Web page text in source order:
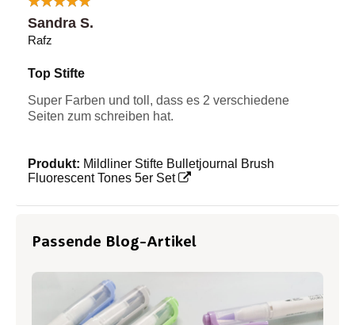
Sandra S.
Rafz
Top Stifte
Super Farben und toll, dass es 2 verschiedene
Seiten zum schreiben hat.
Produkt: Mildliner Stifte Bulletjournal Brush
Fluorescent Tones 5er Set
Passende Blog-Artikel